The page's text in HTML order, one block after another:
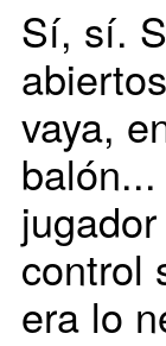
Sí, sí.
vaya,
control
era lo